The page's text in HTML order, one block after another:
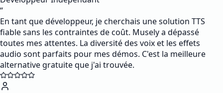
“
En tant que développeur, je cherchais une solution TTS
fiable sans les contraintes de coût. Musely a dépassé
toutes mes attentes. La diversité des voix et les effets
audio sont parfaits pour mes démos. C'est la meilleure
alternative gratuite que j'ai trouvée.